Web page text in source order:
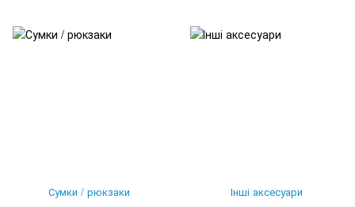
Сумки / рюкзаки Інші аксесуари